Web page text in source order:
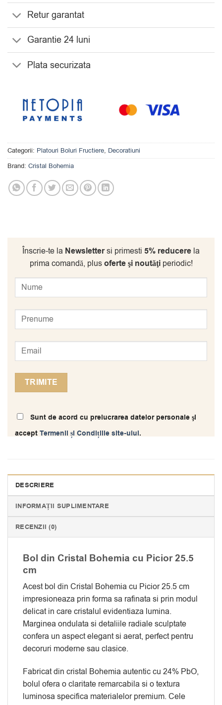
Retur garantat
Garantie 24 luni
Plata securizata
Categorii: Platouri Boluri Fructiere, Decoratiuni
Brand: Cristal Bohemia
Înscrie-te la Newslettersi primesti 5% reducere la
prima comandă, plusoferte şi noutăţiperiodic!
Sunt de acord cu prelucrarea datelor personale şi
acceptTermenii și Condițiile site-ului.
DESCRIERE
INFORMAȚII SUPLIMENTARE
RECENZII (0)
Bol din Cristal Bohemia cu Picior 25.5
cm
Acest bol din Cristal Bohemia cu Picior 25.5 cm
impresioneaza prin forma sa rafinata si prin modul
delicat in care cristalul evidentiaza lumina.
Marginea ondulata si detaliile radiale sculptate
confera un aspect elegant si aerat, perfect pentru
decoruri moderne sau clasice.
Fabricat din cristal Bohemia autentic cu 24% PbO,
bolul ofera o claritate remarcabila si o textura
luminosa specifica materialelor premium. Cele